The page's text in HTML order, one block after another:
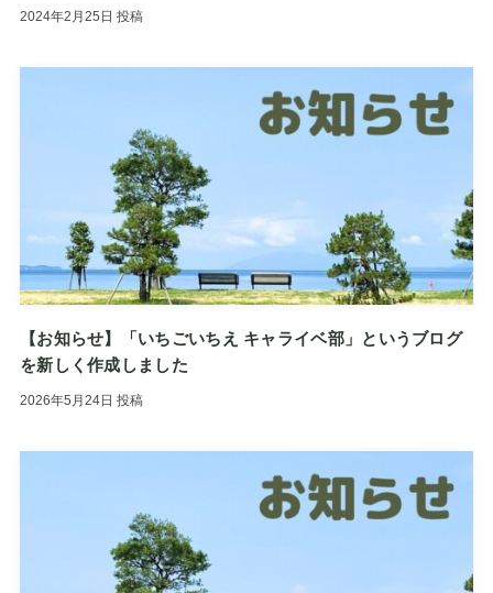
2024年2月25日 投稿
【お知らせ】「いちごいちえ キャライベ部」というブログ
を新しく作成しました
2026年5月24日 投稿